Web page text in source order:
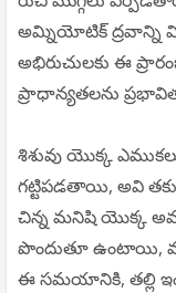
అమ్నియోటిక్ ద్రవాన్ని
అభిరుచులకు ఈ
ప్రాధాన్యతలను
శిశువు యొక్క
గట్టిపడతాయి, అవి
చిన్న మనిషి యొక్క
పొందుతూ ఉంటాయి,
ఈ సమయానికి, తల్లి